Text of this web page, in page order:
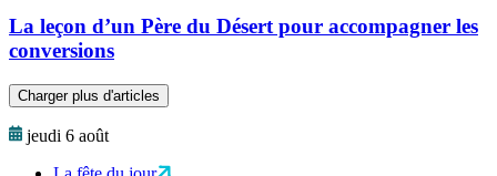
La leçon d’un Père du Désert pour accompagner les
conversions
Charger plus d'articles
jeudi 6 août